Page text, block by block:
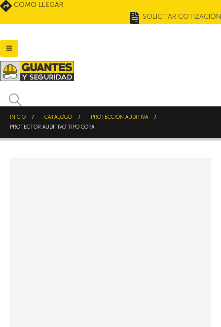
CÓMO LLEGAR
SOLICITAR COTIZACIÓN
INICIO CATÁLOGO
PROTECCIÓN AUDITIVA
PROTECTOR AUDITIVO TIPO COPA